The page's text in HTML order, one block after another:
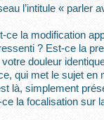
l’intitule « parler
ce la modification
? Est-ce la
douleur
qui met le sujet en
là, simplement
la focalisation sur